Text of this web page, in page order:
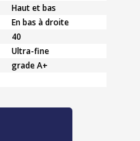
Haut et bas
En bas à droite
40
Ultra-fine
grade A+